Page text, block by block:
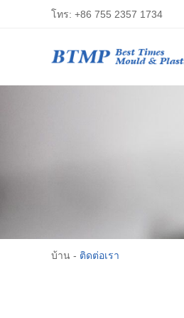
โทร: +86 755 2357 1734
บ้าน - ติดต่อเรา